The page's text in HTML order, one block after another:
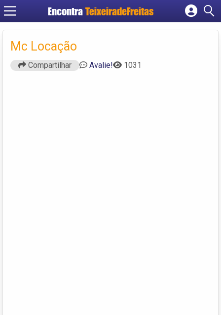
Encontra TeixeiradeFreitas
Cadastrar empresa
Mc Locação
Compartilhar Avalie! 1031